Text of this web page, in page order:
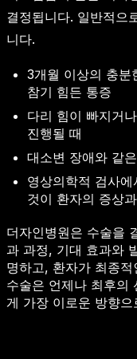
결정됩니다. 일반적으
니다.
3개월 이상의 충분
참기 힘든 통증
다리 힘이 빠지거
진행될 때
대소변 장애와 같
영상의학적 검사
것이 환자의 증상
더자인병원은 수술을
과 과정, 기대 효과와
명하고, 환자가 최종
수술은 언제나 최후의
게 가장 이로운 방향으